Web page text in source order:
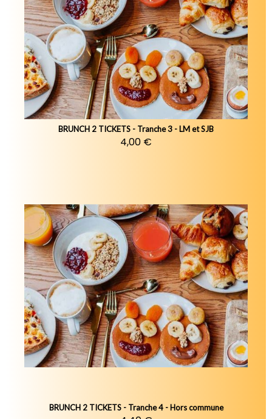
BRUNCH 2 TICKETS - Tranche 3 - LM et SJB
4,00 €
BRUNCH 2 TICKETS - Tranche 4 - Hors commune